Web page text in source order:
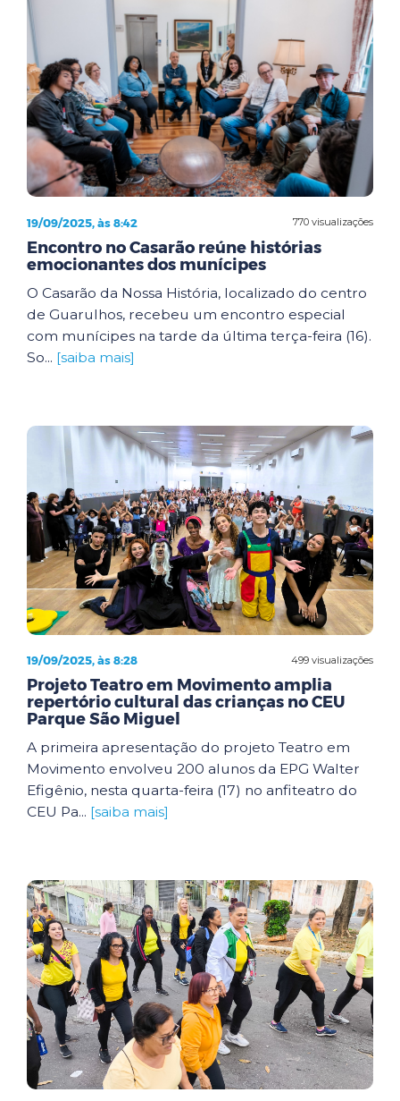
770 visualizações
19/09/2025, às 8:42
Encontro no Casarão reúne histórias
emocionantes dos munícipes
O Casarão da Nossa História, localizado do centro
de Guarulhos, recebeu um encontro especial
com munícipes na tarde da última terça-feira (16).
So... [saiba mais]
499 visualizações
19/09/2025, às 8:28
Projeto Teatro em Movimento amplia
repertório cultural das crianças no CEU
Parque São Miguel
A primeira apresentação do projeto Teatro em
Movimento envolveu 200 alunos da EPG Walter
Efigênio, nesta quarta-feira (17) no anfiteatro do
CEU Pa... [saiba mais]